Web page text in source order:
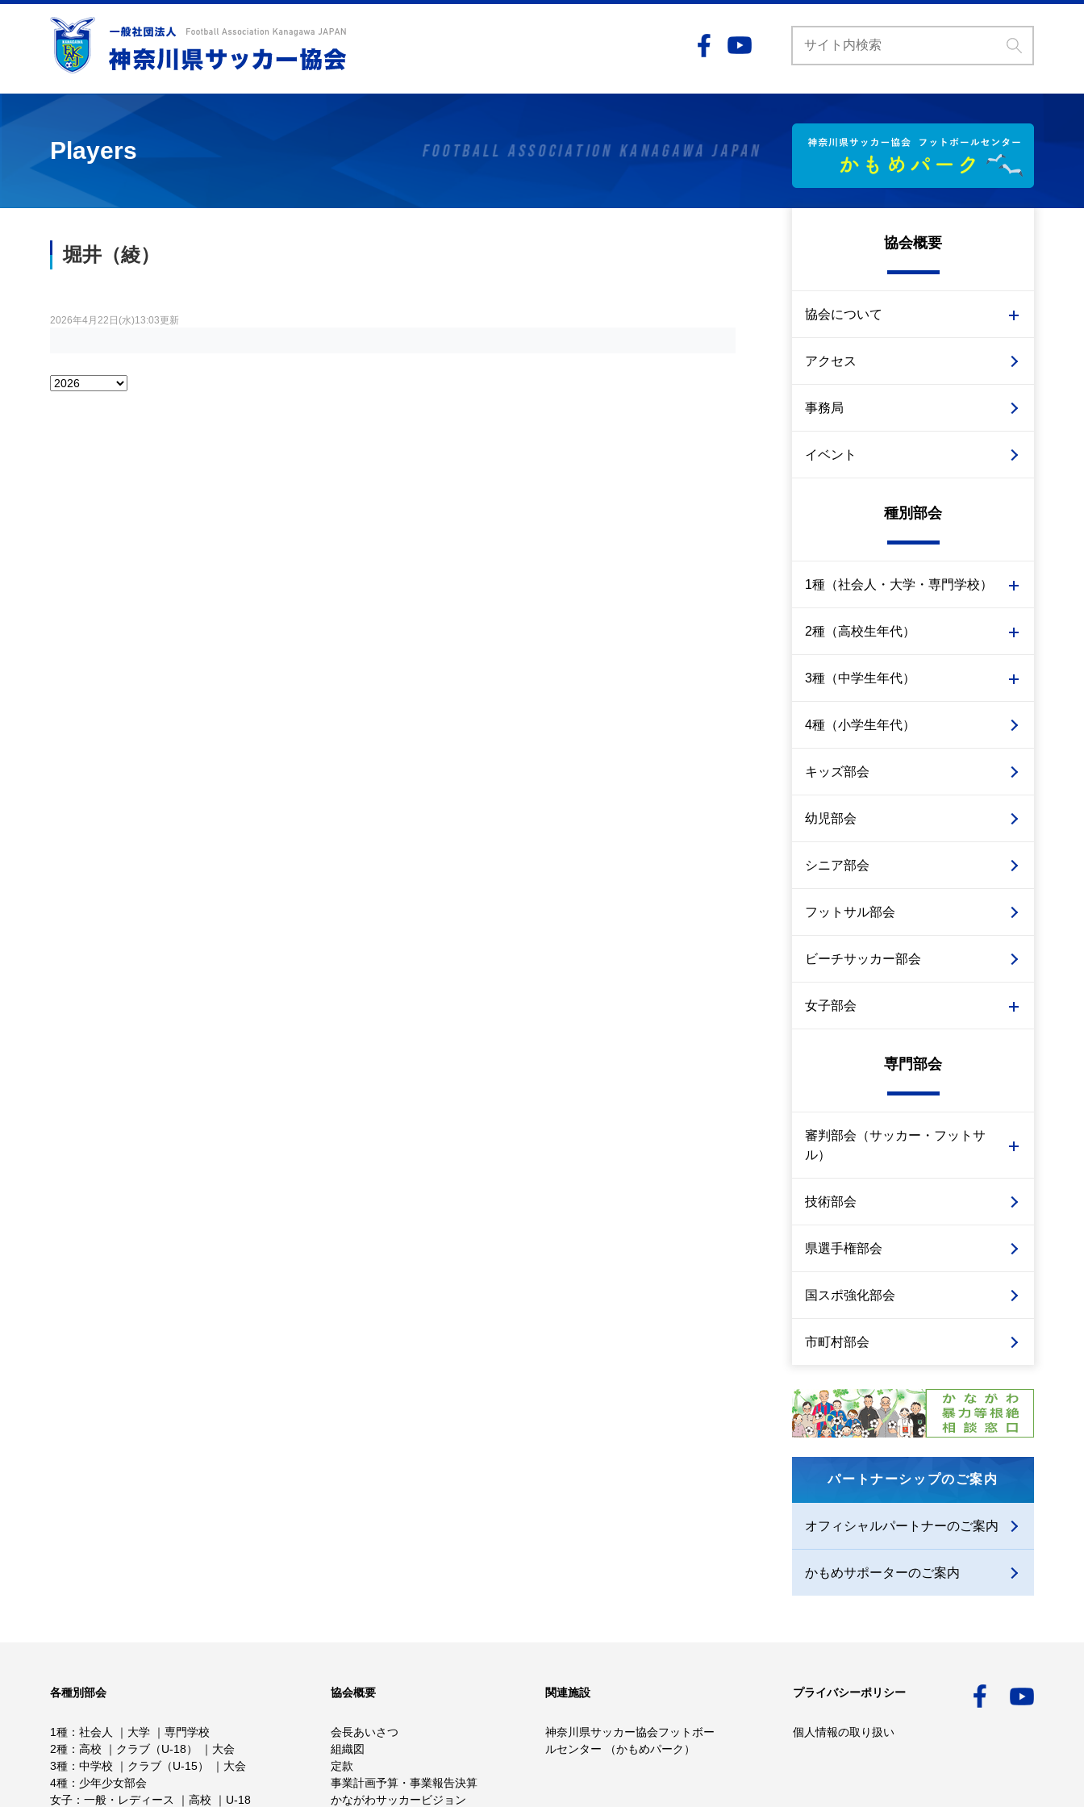
Players
堀井（綾）
2026年4月22日(水)13:03更新
協会概要
協会について
アクセス
事務局
イベント
種別部会
1種（社会人・大学・専門学校）
2種（高校生年代）
3種（中学生年代）
4種（小学生年代）
キッズ部会
幼児部会
シニア部会
フットサル部会
ビーチサッカー部会
女子部会
専門部会
審判部会（サッカー・フットサ
ル）
技術部会
県選手権部会
国スポ強化部会
市町村部会
パートナーシップのご案内
オフィシャルパートナーのご案内
かもめサポーターのご案内
各種別部会
1種 社会人 大学
専門学校
2種
高校 クラブ（U-18）
大会
3種
中学校 クラブ（U-15）
大会
4種
少年少女部会
女子
一般・レディース 高校 U-18
協会概要
会長あいさつ
組織図
定款
事業計画予算・事業報告決算
かながわサッカービジョン
関連施設
神奈川県サッカー協会フットボー
ルセンター （かもめパーク）
プライバシーポリシー
個人情報の取り扱い